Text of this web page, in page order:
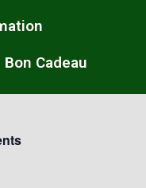
Bon Cadeau